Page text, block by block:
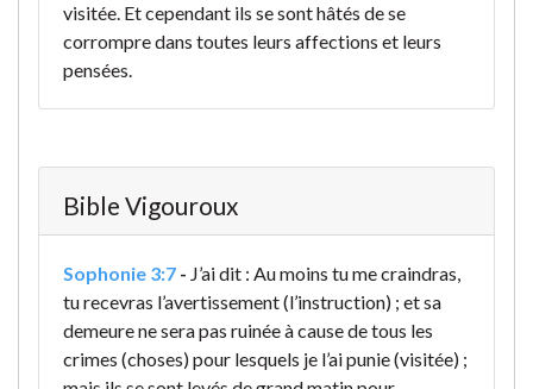
visitée. Et cependant ils se sont hâtés de se
corrompre dans toutes leurs affections et leurs
pensées.
Bible Vigouroux
Sophonie 3:7 - J’ai dit : Au moins tu me craindras,
tu recevras l’avertissement (l’instruction) ; et sa
demeure ne sera pas ruinée à cause de tous les
crimes (choses) pour lesquels je l’ai punie (visitée) ;